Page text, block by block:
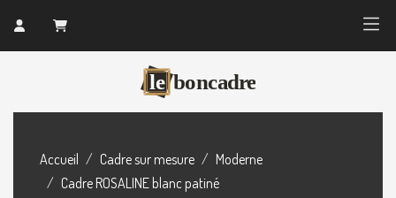
Accueil Cadre sur mesure
Moderne
Cadre ROSALINE blanc patiné